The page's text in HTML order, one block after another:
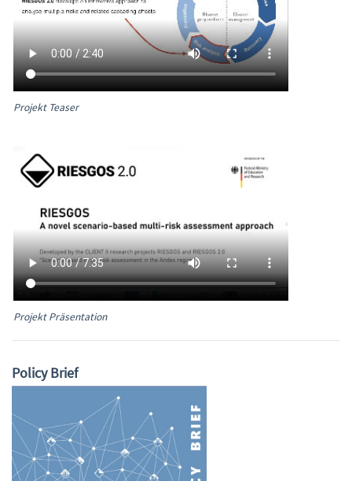
Projekt Teaser
Projekt Präsentation
Policy Brief